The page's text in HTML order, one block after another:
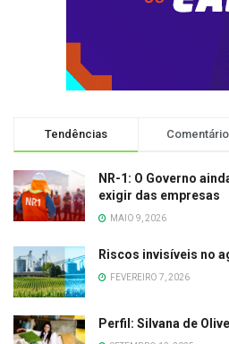
Tendências
NR-1: O Governo
exigir das empresas
MAIO 9, 2026
Riscos invisíveis no
FEVEREIRO 7, 2026
Perfil: Silvana de